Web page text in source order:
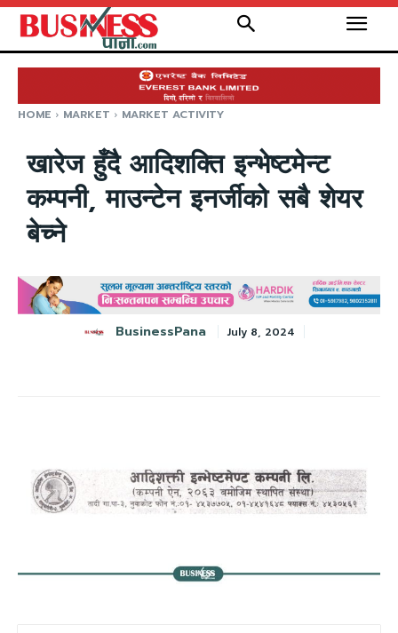
HOME MARKET MARKET ACTIVITY
खारेज हुँदै आदिशक्ति इन्भेष्टमेन्ट
कम्पनी, माउन्टेन इनर्जीको सबै शेयर
बेच्ने
BusinessPana July 8, 2024